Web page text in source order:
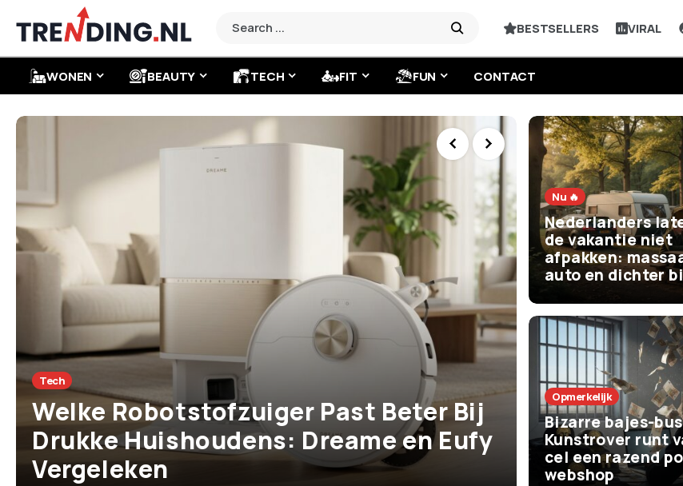
BESTSELLERS VIRAL
WONEN BEAUTY TECH FIT FUN CONTACT
Tech
Welke Robotstofzuiger Past Beter Bij
Drukke Huishoudens: Dreame en Eufy
Vergeleken
Het Leven
De beste
vaak bijna
waarom ze
Nu 🔥
Nederlanders
de vakantie niet
afpakken:
auto en dichter
Opmerkelijk
Bizarre bajes-
Kunstrover runt
cel een razend
webshop